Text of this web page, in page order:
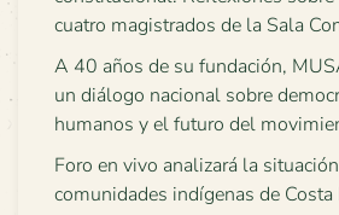
cuatro magistrados de la Sala
A 40 años de su fundación,
un diálogo nacional sobre
humanos y el futuro del
Foro en vivo analizará la
comunidades indígenas de Costa